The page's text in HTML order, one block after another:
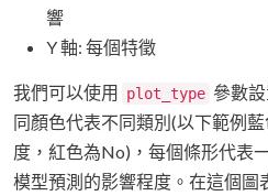
響
Y 軸: 每個特徵
我們可以使用 plot_type 參數
同顏色代表不同類別(以下範例
度，紅色為No)，每個條形代表
模型預測的影響程度。在這個圖